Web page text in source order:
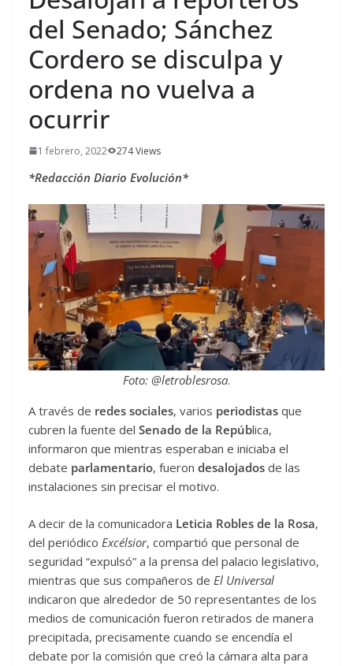
del Senado; Sánchez
Cordero se disculpa y
ordena no vuelva a
ocurrir
1 febrero, 2022 274 Views
*Redacción Diario Evolución*
Foto: @letroblesrosa.
A través de redes sociales, varios periodistas que
cubren la fuente del Senado de la República,
informaron que mientras esperaban e iniciaba el
debate parlamentario, fueron desalojados de las
instalaciones sin precisar el motivo.
A decir de la comunicadora Leticia Robles de la Rosa,
del periódico Excélsior, compartió que personal de
seguridad “expulsó” a la prensa del palacio legislativo,
mientras que sus compañeros de El Universal
indicaron que alrededor de 50 representantes de los
medios de comunicación fueron retirados de manera
precipitada, precisamente cuando se encendía el
debate por la comisión que creó la cámara alta para